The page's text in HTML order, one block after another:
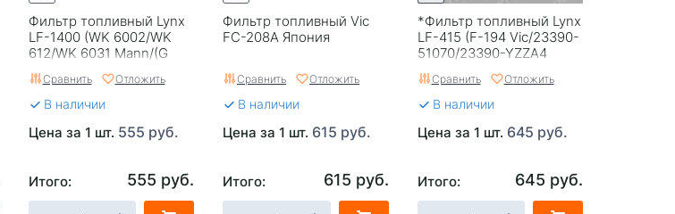
Фильтр топливный Lynx
LF-1400 (WK 6002/WK
612/WK 6031 Mann/(G
Сравнить Отложить
В наличии
Цена за 1 шт. 555 руб.
Итого: 555 руб.
Фильтр топливный Vic
FC-208A Япония
Сравнить Отложить
В наличии
Цена за 1 шт. 615 руб.
Итого: 615 руб.
*Фильтр топливный Lynx
LF-415 (F-194 Vic/23390-
51070/23390-YZZA4
Сравнить Отложить
В наличии
Цена за 1 шт. 645 руб.
Итого: 645 руб.